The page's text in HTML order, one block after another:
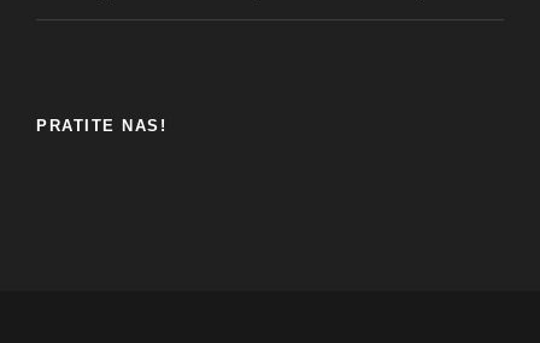
PRATITE NAS!